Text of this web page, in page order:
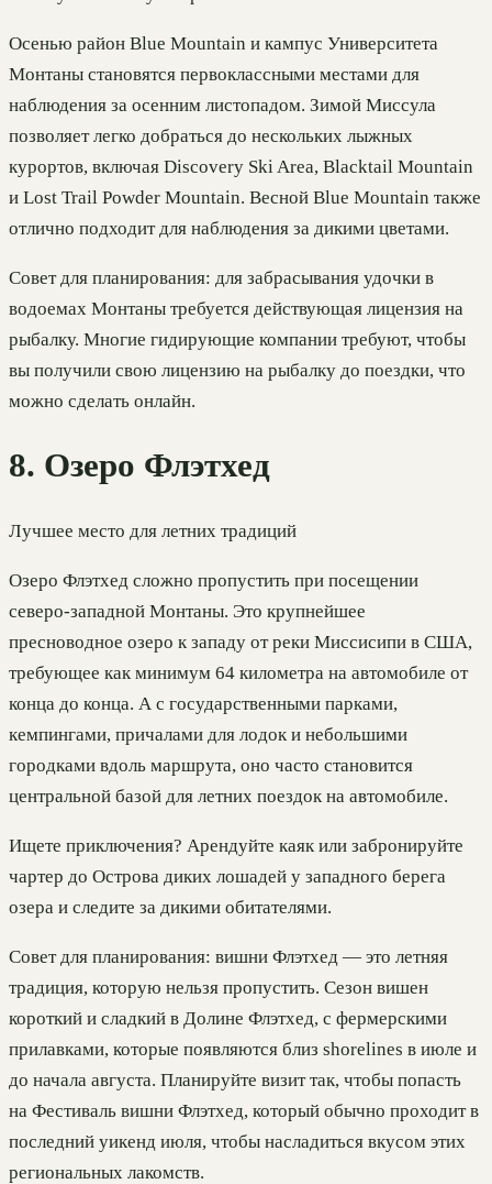
Осенью район Blue Mountain и кампус Университета
Монтаны становятся первоклассными местами для
наблюдения за осенним листопадом. Зимой Миссула
позволяет легко добраться до нескольких лыжных
курортов, включая Discovery Ski Area, Blacktail Mountain
и Lost Trail Powder Mountain. Весной Blue Mountain также
отлично подходит для наблюдения за дикими цветами.
Совет для планирования: для забрасывания удочки в
водоемах Монтаны требуется действующая лицензия на
рыбалку. Многие гидирующие компании требуют, чтобы
вы получили свою лицензию на рыбалку до поездки, что
можно сделать онлайн.
8. Озеро Флэтхед
Лучшее место для летних традиций
Озеро Флэтхед сложно пропустить при посещении
северо-западной Монтаны. Это крупнейшее
пресноводное озеро к западу от реки Миссисипи в США,
требующее как минимум 64 километра на автомобиле от
конца до конца. А с государственными парками,
кемпингами, причалами для лодок и небольшими
городками вдоль маршрута, оно часто становится
центральной базой для летних поездок на автомобиле.
Ищете приключения? Арендуйте каяк или забронируйте
чартер до Острова диких лошадей у западного берега
озера и следите за дикими обитателями.
Совет для планирования: вишни Флэтхед — это летняя
традиция, которую нельзя пропустить. Сезон вишен
короткий и сладкий в Долине Флэтхед, с фермерскими
прилавками, которые появляются близ shorelines в июле и
до начала августа. Планируйте визит так, чтобы попасть
на Фестиваль вишни Флэтхед, который обычно проходит в
последний уикенд июля, чтобы насладиться вкусом этих
региональных лакомств.